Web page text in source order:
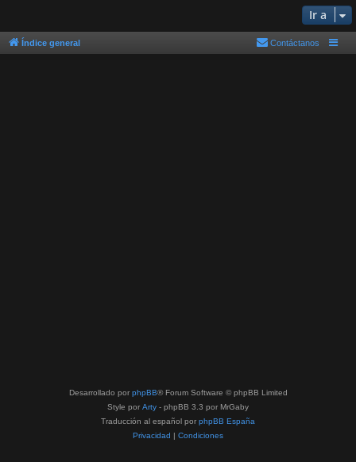
Ir a
Índice general Contáctanos
Desarrollado por phpBB® Forum Software © phpBB Limited
Style por Arty - phpBB 3.3 por MrGaby
Traducción al español por phpBB España
Privacidad | Condiciones